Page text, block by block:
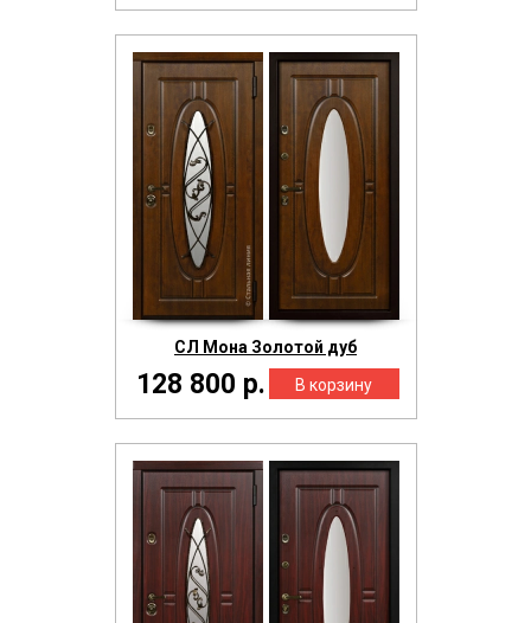
СЛ Мона Золотой дуб
128 800 р.